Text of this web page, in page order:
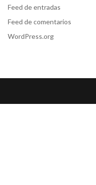
Feed de entradas
Feed de comentarios
WordPress.org